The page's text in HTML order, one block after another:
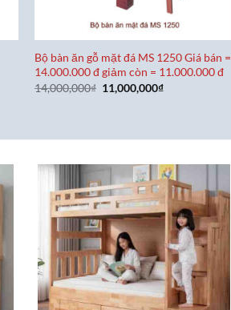
Bộ bàn ăn gỗ mặt đá MS 1250 Giá bán =
14.000.000 đ giảm còn = 11.000.000 đ
14,000,000₫ Giá
gốc
11,000,000₫Giá